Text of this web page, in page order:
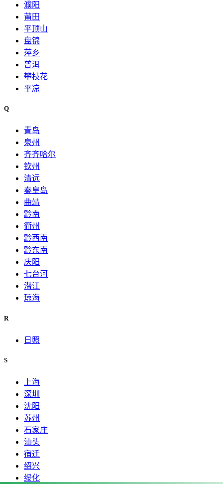
濮阳
莆田
平顶山
盘锦
萍乡
普洱
攀枝花
平凉
Q
青岛
泉州
齐齐哈尔
钦州
清远
秦皇岛
曲靖
黔南
衢州
黔西南
黔东南
庆阳
七台河
潜江
琼海
R
日照
S
上海
深圳
沈阳
苏州
石家庄
汕头
宿迁
绍兴
绥化